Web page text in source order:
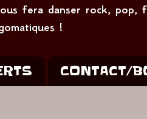
fera danser rock, pop,
!
CONTACT/